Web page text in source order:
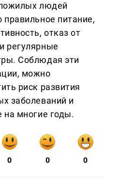
людей
питание,
отказ от
регулярные
Соблюдая эти
можно
риск развития
заболеваний и
на многие годы.
0 0 0